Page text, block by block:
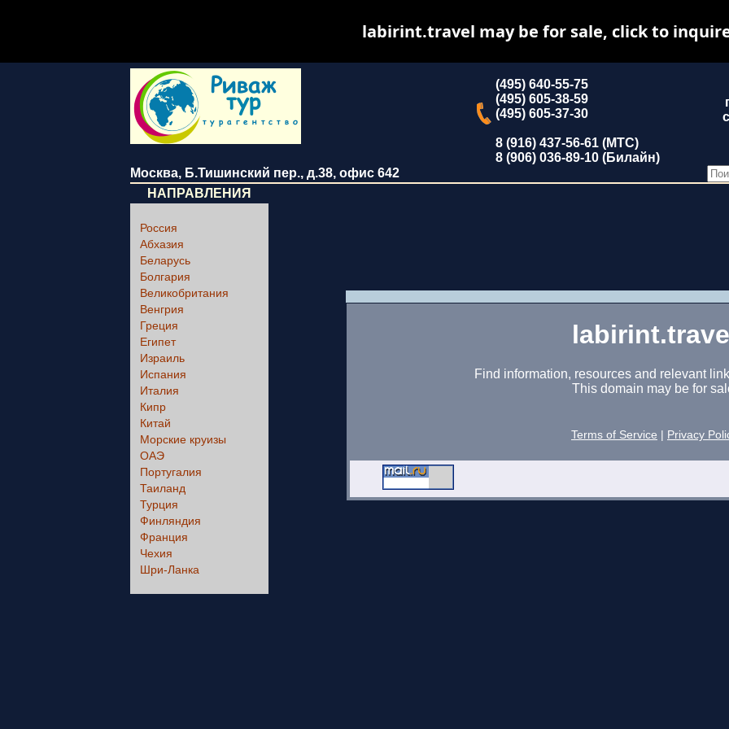
(495) 640-55-75
(495) 605-38-59
(495) 605-37-30
8 (916) 437-56-61 (МТС)
8 (906) 036-89-10 (Билайн)
Москва, Б.Тишинский пер., д.38, офис 642
НАПРАВЛЕНИЯ
Россия
Абхазия
Беларусь
Болгария
Великобритания
Венгрия
Греция
Египет
Израиль
Испания
Италия
Кипр
Китай
Морские круизы
ОАЭ
Португалия
Таиланд
Турция
Финляндия
Франция
Чехия
Шри-Ланка
Find information, resources and relevant
This domain may be for
Terms of Service Privacy
labirint.travel may be for sale, click to